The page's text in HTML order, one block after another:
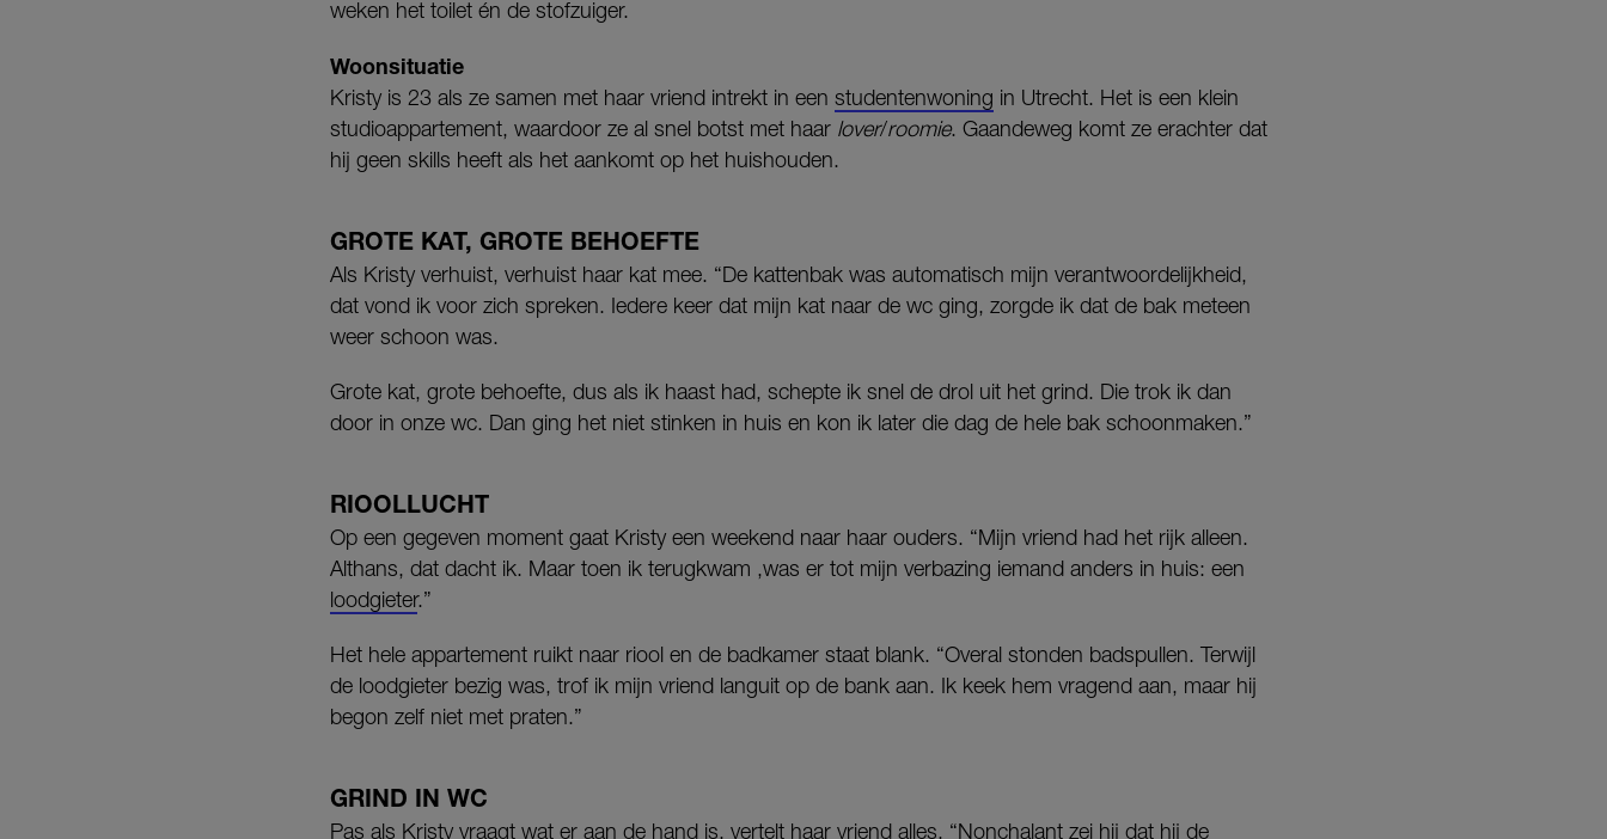
weken het toilet én de stofzuiger.
Woonsituatie
Kristy is 23 als ze samen met haar vriend intrekt in een studentenwoning in Utrecht. Het is een klein
studioappartement, waardoor ze al snel botst met haar lover/roomie. Gaandeweg komt ze erachter dat
hij geen skills heeft als het aankomt op het huishouden.
GROTE KAT, GROTE BEHOEFTE
Als Kristy verhuist, verhuist haar kat mee. “De kattenbak was automatisch mijn verantwoordelijkheid,
dat vond ik voor zich spreken. Iedere keer dat mijn kat naar de wc ging, zorgde ik dat de bak meteen
weer schoon was.
Grote kat, grote behoefte, dus als ik haast had, schepte ik snel de drol uit het grind. Die trok ik dan
door in onze wc. Dan ging het niet stinken in huis en kon ik later die dag de hele bak schoonmaken.”
RIOOLLUCHT
Op een gegeven moment gaat Kristy een weekend naar haar ouders. “Mijn vriend had het rijk alleen.
Althans, dat dacht ik. Maar toen ik terugkwam ,was er tot mijn verbazing iemand anders in huis: een
loodgieter.”
Het hele appartement ruikt naar riool en de badkamer staat blank. “Overal stonden badspullen. Terwijl
de loodgieter bezig was, trof ik mijn vriend languit op de bank aan. Ik keek hem vragend aan, maar hij
begon zelf niet met praten.”
GRIND IN WC
Pas als Kristy vraagt wat er aan de hand is, vertelt haar vriend alles. “Nonchalant zei hij dat hij de